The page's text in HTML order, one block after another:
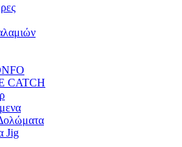
CATCH
Jig